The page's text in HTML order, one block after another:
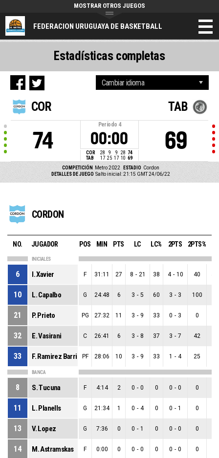
FEDERACION URUGUAYA DE BASKETBALL
MOSTRAR OTROS JUEGOS
COR
74
Período 4
00:00
COR 28 9 9 28 74
TAB
17 25 17 10 69
TAB
69
COMPETICIÓN Metro 2022 ESTADIO Cordon
DETALLES DE JUEGO Salto inicial: 21:15 GMT 24/06/22
Estadísticas completas
CORDON
NO. JUGADOR POS MIN PTS LC LC% 2PTS 2PTS%
INICIALES
6 I. Xavier F 31:11 27 8 - 21 38 4 - 10 40 4
10 L. Capalbo G 24:48 6 3 - 5 60 3 - 3 100
21 P. Prieto PG 27:32 11 3 - 9 33 0 - 3 0
32 E. Vasirani C 26:41 6 3 - 8 37 3 - 7 42
33 F. Ramirez BarriosPF 28:06 10 3 - 9 33 1 - 4 25
BANCA
8 S. Tucuna F 4:14 2 0 - 0 0 0 - 0 0
11 L. Planells G 21:34 1 0 - 4 0 0 - 1 0
13 V. Lopez G 7:36 0 0 - 1 0 0 - 0 0
14 M. Astramskas F 0:00 0 0 - 0 0 0 - 0 0